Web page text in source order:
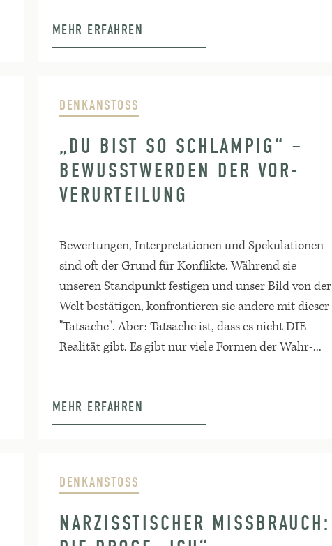
MEHR ERFAHREN
DENKANSTOSS
„DU BIST SO SCHLAMPIG“ –
BEWUSSTWERDEN DER VOR-
VERURTEILUNG
Bewertungen, Interpretationen und Spekulationen
sind oft der Grund für Konflikte. Während sie
unseren Standpunkt festigen und unser Bild von der
Welt bestätigen, konfrontieren sie andere mit dieser
"Tatsache". Aber: Tatsache ist, dass es nicht DIE
Realität gibt. Es gibt nur viele Formen der Wahr-...
MEHR ERFAHREN
DENKANSTOSS
NARZISSTISCHER MISSBRAUCH: